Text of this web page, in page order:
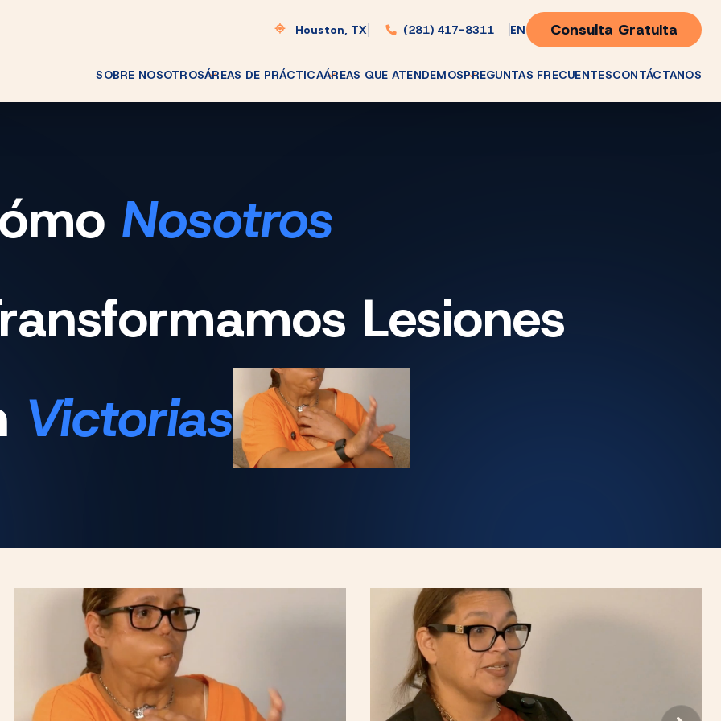
Houston, TX (281) 417-8311 EN Consulta Gratuita
SOBRE NOSOTROSÁREAS DE PRÁCTICAÁREAS QUE ATENDEMOSPREGUNTAS FRECUENTESCONTÁCTANOS
Nosotros
Lesiones
Victorias